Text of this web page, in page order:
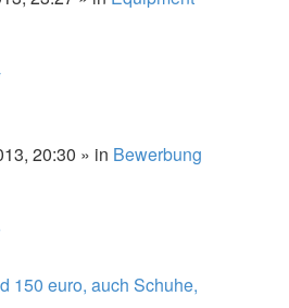
20:30 » in Bewerbung
150 euro, auch Schuhe,